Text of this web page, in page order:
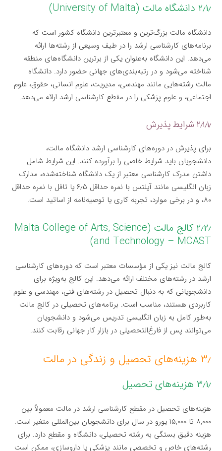
۲٫۱٫ دانشگاه مالت (University of Malta)
دانشگاه مالت بزرگ‌ترین و معتبرترین دانشگاه کشور است که
برنامه‌های کارشناسی ارشد را در طیف وسیعی از رشته‌ها ارائه
می‌دهد. این دانشگاه به‌عنوان یکی از برترین دانشگاه‌های منطقه
شناخته می‌شود و در رتبه‌بندی‌های جهانی حضور دارد. دانشگاه
مالت رشته‌هایی مانند مهندسی، مدیریت، علوم انسانی، حقوق، علوم
اجتماعی، و علوم پزشکی را در مقطع کارشناسی ارشد ارائه می‌دهد.
۲٫۱٫۱٫ شرایط پذیرش
برای پذیرش در دوره‌های کارشناسی ارشد دانشگاه مالت،
دانشجویان باید شرایط خاصی را برآورده کنند. این شرایط شامل
داشتن مدرک کارشناسی معتبر از یک دانشگاه شناخته‌شده، مدارک
زبان انگلیسی مانند آیلتس با نمره حداقل ۶٫۵ یا تافل با نمره حداقل
۸۰، و در برخی موارد، تجربه کاری یا توصیه‌نامه از اساتید است.
۲٫۲٫ کالج مالت (Malta College of Arts, Science
and Technology – MCAST)
کالج مالت نیز یکی از مؤسسات معتبر است که دوره‌های کارشناسی
ارشد در رشته‌های مختلف ارائه می‌دهد. این کالج به‌ویژه برای
دانشجویانی که به دنبال تحصیل در رشته‌های فنی، مهندسی و علوم
کاربردی هستند، مناسب است. برنامه‌های تحصیلی در کالج مالت
به‌طور کامل به زبان انگلیسی تدریس می‌شود و دانشجویان
می‌توانند پس از فارغ‌التحصیلی در بازار کار جهانی رقابت کنند.
۳٫ هزینه‌های تحصیل و زندگی در مالت
۳٫۱٫ هزینه‌های تحصیل
هزینه‌های تحصیل در مقطع کارشناسی ارشد در مالت معمولاً بین
۸,۰۰۰ تا ۱۵,۰۰۰ یورو در سال برای دانشجویان بین‌المللی متغیر است.
هزینه دقیق بستگی به رشته تحصیلی، دانشگاه و مقطع دارد. برای
رشته‌های خاص و تخصصی مانند پزشکی یا داروسازی، ممکن است